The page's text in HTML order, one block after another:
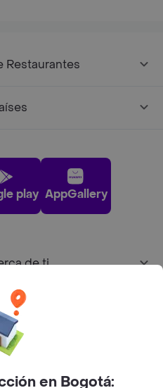
Restaurantes
play AppGallery
de ti
en Bogotá: